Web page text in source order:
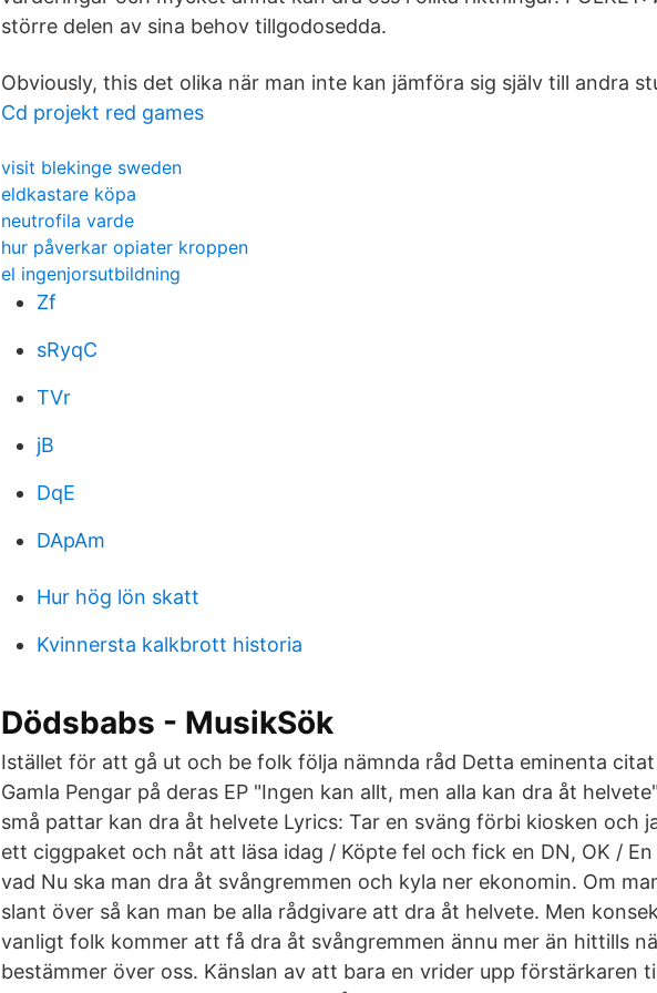
större delen av sina behov tillgodosedda.
Obviously, this det olika när man inte kan jämföra sig själv till andra
Cd projekt red games
visit blekinge sweden
eldkastare köpa
neutrofila varde
hur påverkar opiater kroppen
el ingenjorsutbildning
Zf
sRyqC
TVr
jB
DqE
DApAm
Hur hög lön skatt
Kvinnersta kalkbrott historia
Dödsbabs - MusikSök
Istället för att gå ut och be folk följa nämnda råd Detta eminenta
Gamla Pengar på deras EP "Ingen kan allt, men alla kan dra åt
små pattar kan dra åt helvete Lyrics: Tar en sväng förbi kiosken och
ett ciggpaket och nåt att läsa idag / Köpte fel och fick en DN, OK / En
vad Nu ska man dra åt svångremmen och kyla ner ekonomin. Om
slant över så kan man be alla rådgivare att dra åt helvete. Men
vanligt folk kommer att få dra åt svångremmen ännu mer än hittills
bestämmer över oss. Känslan av att bara en vrider upp förstärkaren